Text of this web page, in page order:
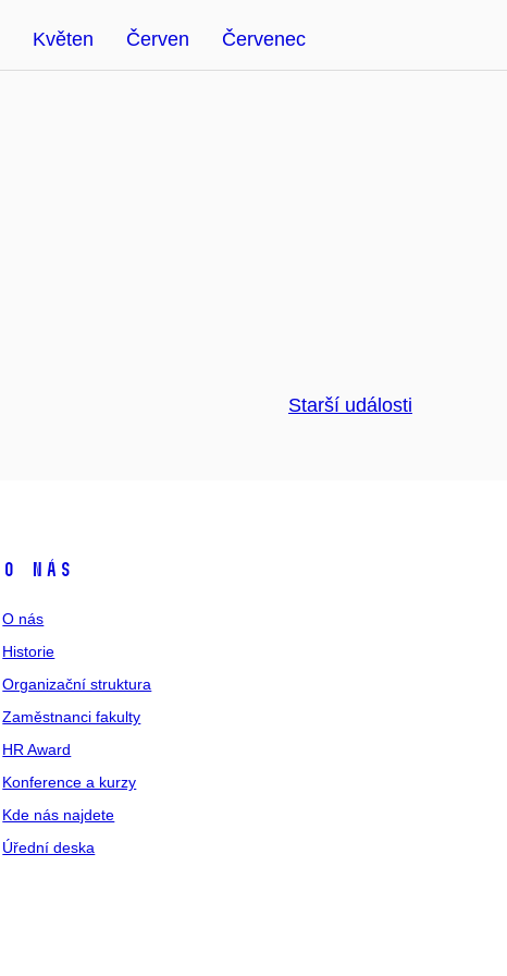
Květen Červen Červenec
Starší události
O nás
O nás
Historie
Organizační struktura
Zaměstnanci fakulty
HR Award
Konference a kurzy
Kde nás najdete
Úřední deska